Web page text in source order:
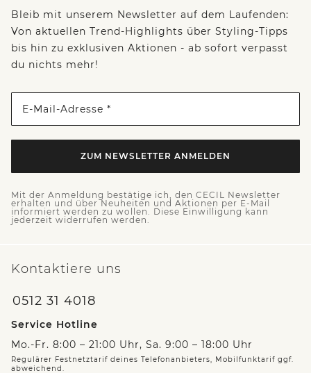
Bleib mit unserem Newsletter auf dem Laufenden:
Von aktuellen Trend-Highlights über Styling-Tipps
bis hin zu exklusiven Aktionen - ab sofort verpasst
du nichts mehr!
E-Mail-Adresse *
ZUM NEWSLETTER ANMELDEN
Mit der Anmeldung bestätige ich, den CECIL Newsletter
erhalten und über Neuheiten und Aktionen per E-Mail
informiert werden zu wollen. Diese Einwilligung kann
jederzeit widerrufen werden.
Kontaktiere uns
0512 31 4018
Service Hotline
Mo.-Fr. 8:00 – 21:00 Uhr, Sa. 9:00 – 18:00 Uhr
Regulärer Festnetztarif deines Telefonanbieters, Mobilfunktarif ggf.
abweichend.